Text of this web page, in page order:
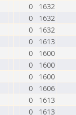
0
1632
0
1632
0
1632
0
1613
0
1600
0
1600
0
1600
0
1606
0
1613
0
1613